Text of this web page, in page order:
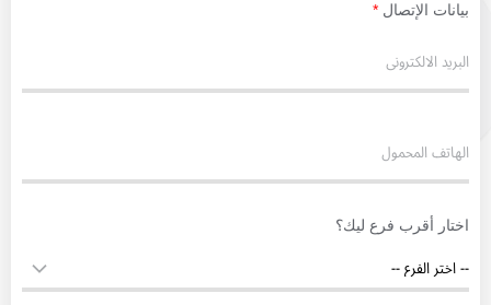
بيانات الإتصال *
اختار أقرب فرع ليك؟